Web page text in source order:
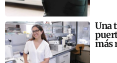
Una
más